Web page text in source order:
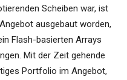
Scheiben war, ist
ausgebaut worden,
Flash-basierten Arrays
Mit der Zeit gehende
Portfolio im Angebot,